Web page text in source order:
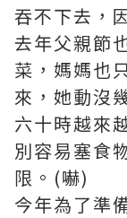
吞不下去，
去年父親節
菜，媽媽也
來，她動沒
六十時越來
別容易塞食
限。(嚇)
今年為了準